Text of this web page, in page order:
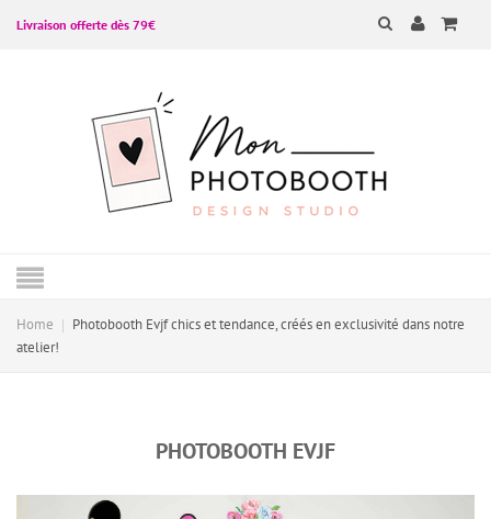
Livraison offerte dès 79€
Home
Photobooth Evjf chics et tendance, créés en exclusivité dans notre
atelier!
PHOTOBOOTH EVJF